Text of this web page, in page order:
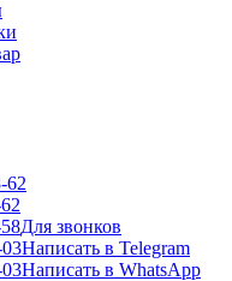
62
Для звонков
Написать в Telegram
Написать в WhatsApp